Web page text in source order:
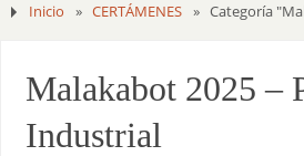
Inicio » CERTÁMENES » Categoría
Malakabot 2025 –
Industrial